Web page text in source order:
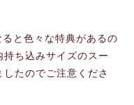
と色々な特典があるの
ち込みサイズのスー
たのでご注意くださ